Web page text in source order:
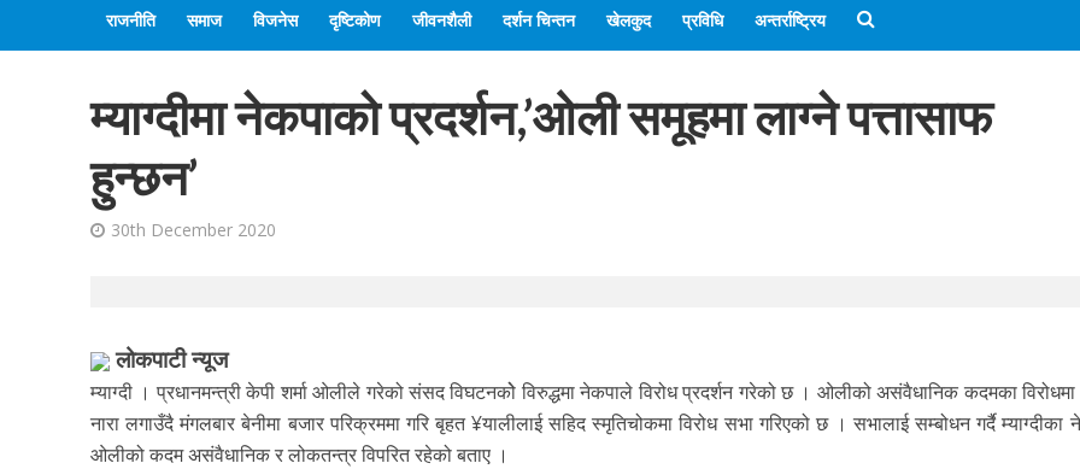
राजनीति समाज विजनेस दृष्टिकोण जीवनशैली दर्शन चिन्तन खेलकुद प्रविधि अन्तर्राष्ट्रिय
म्याग्दीमा नेकपाको प्रदर्शन,’ओली समूहमा लाग्ने पत्तासाफ
हुन्छन’
30th December 2020
लोकपाटी न्यूज
म्याग्दी । प्रधानमन्त्री केपी शर्मा ओलीले गरेको संसद विघटनकोे विरुद्धमा नेकपाले विरोध प्रदर्शन गरेको छ । ओलीको असंवैधानिक कदमका विरोधमा
नारा लगाउँदै मंगलबार बेनीमा बजार परिक्रममा गरि बृहत ¥यालीलाई सहिद स्मृतिचोकमा विरोध सभा गरिएको छ । सभालाई सम्बोधन गर्दै म्याग्दीका
ओलीको कदम असंवैधानिक र लोकतन्त्र विपरित रहेको बताए ।